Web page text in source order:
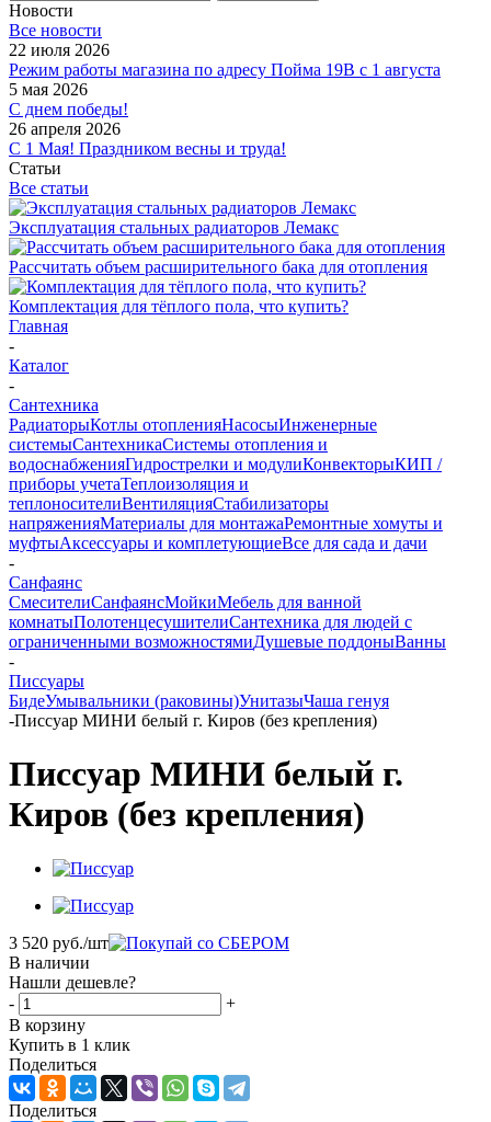
Новости
Все новости
22 июля 2026
Режим работы магазина по адресу Пойма 19В с 1 августа
5 мая 2026
С днем победы!
26 апреля 2026
С 1 Мая! Праздником весны и труда!
Статьи
Все статьи
Эксплуатация стальных радиаторов Лемакс
Рассчитать объем расширительного бака для отопления
Комплектация для тёплого пола, что купить?
Главная
-
Каталог
-
Сантехника
РадиаторыКотлы отопленияНасосыИнженерные
системыСантехникаСистемы отопления и
водоснабженияГидрострелки и модулиКонвекторыКИП /
приборы учетаТеплоизоляция и
теплоносителиВентиляцияСтабилизаторы
напряженияМатериалы для монтажаРемонтные хомуты и
муфтыАксессуары и комплетующиеВсе для сада и дачи
-
Санфаянс
СмесителиСанфаянсМойкиМебель для ванной
комнатыПолотенцесушителиСантехника для людей с
ограниченными возможностямиДушевые поддоныВанны
-
Писсуары
БидеУмывальники (раковины)УнитазыЧаша генуя
-Писсуар МИНИ белый г. Киров (без крепления)
Писсуар МИНИ белый г.
Киров (без крепления)
3 520 руб./шт
В наличии
Нашли дешевле?
-
+
В корзину
Купить в 1 клик
Поделиться
Поделиться